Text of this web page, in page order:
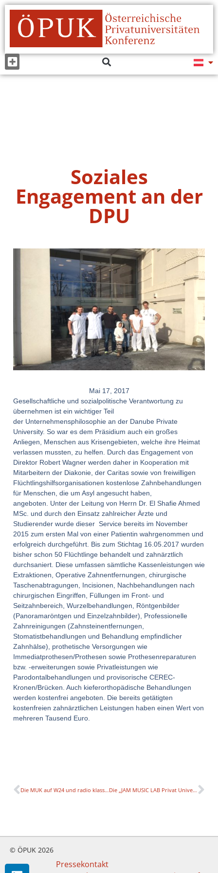
Soziales
Engagement an der
DPU
Mai 17, 2017
Gesellschaftliche und sozialpolitische Verantwortung zu
übernehmen ist ein wichtiger Teil
der Unternehmensphilosophie an der Danube Private
University. So war es dem Präsidium auch ein großes
Anliegen, Menschen aus Krisengebieten, welche ihre Heimat
verlassen mussten, zu helfen. Durch das Engagement von
Direktor Robert Wagner werden daher in Kooperation mit
Mitarbeitern der Diakonie, der Caritas sowie von freiwilligen
Flüchtlingshilfsorganisationen kostenlose Zahnbehandlungen
für Menschen, die um Asyl angesucht haben,
angeboten. Unter der Leitung von Herrn Dr. El Shafie Ahmed
MSc. und durch den Einsatz zahlreicher Ärzte und
Studierender wurde dieser Service bereits im November
2015 zum ersten Mal von einer Patientin wahrgenommen und
erfolgreich durchgeführt. Bis zum Stichtag 16.05.2017 wurden
bisher schon 50 Flüchtlinge behandelt und zahnärztlich
durchsaniert. Diese umfassen sämtliche Kassenleistungen wie
Extraktionen, Operative Zahnentfernungen, chirurgische
Taschenabtragungen, Incisionen, Nachbehandlungen nach
chirurgischen Eingriffen, Füllungen im Front- und
Seitzahnbereich, Wurzelbehandlungen, Röntgenbilder
(Panoramaröntgen und Einzelzahnbilder), Professionelle
Zahnreinigungen (Zahnsteinentfernungen,
Stomatistbehandlungen und Behandlung empfindlicher
Zahnhälse), prothetische Versorgungen wie
Immediatprothesen/Prothesen sowie Prothesenreparaturen
bzw. -erweiterungen sowie Privatleistungen wie
Parodontalbehandlungen und provisorische CEREC-
Kronen/Brücken. Auch kieferorthopädische Behandlungen
werden kostenfrei angeboten. Die bereits getätigten
kostenfreien zahnärztlichen Leistungen haben einen Wert von
mehreren Tausend Euro.
Die MUK auf W24 und radio klassik Stephansdom Die „JAM MUSIC LAB Privat University for Jazz and Popular Music Vienna“ stellt sich vor
© ÖPUK 2026
Pressekontakt